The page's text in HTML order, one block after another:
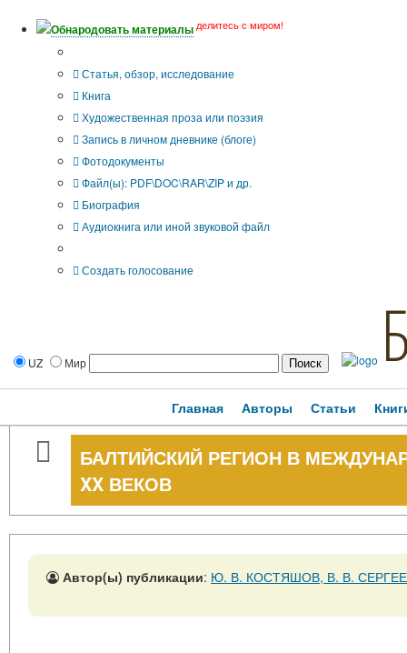
Обнародовать материалы делитесь с миром!
Статья, обзор, исследование
Книга
Художественная проза или поэзия
Запись в личном дневнике (блоге)
Фотодокументы
Файл(ы): PDF\DOC\RAR\ZIP и др.
Биография
Аудиокнига или иной звуковой файл
Создать голосование
UZ Мир
Главная Авторы Статьи
БАЛТИЙСКИЙ РЕГИОН В
XX ВЕКОВ
Автор(ы) публикации: Ю. В. КОСТЯШОВ, В. В.